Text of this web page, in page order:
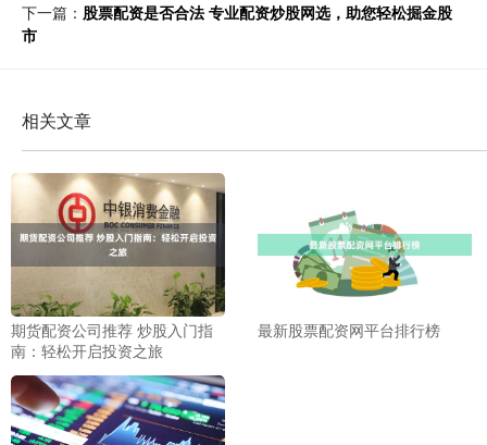
下一篇： 股票配资是否合法 专业配资炒股网选，助您轻松掘金股
市
相关文章
期货配资公司推荐 炒股入门指
南：轻松开启投资之旅
最新股票配资网平台排行榜